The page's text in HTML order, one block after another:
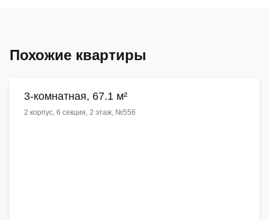
Похожие квартиры
3-комнатная, 67.1 м²
2 корпус, 6 секция, 2 этаж, №556